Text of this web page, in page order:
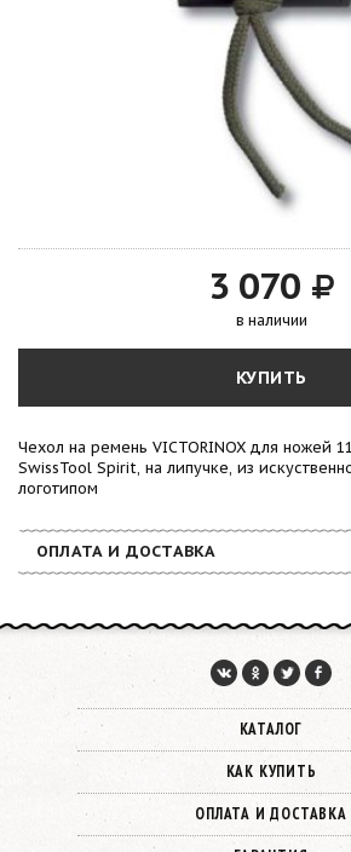
3 070
в наличии
КУПИТЬ
Чехол на ремень VICTORINOX для ножей
SwissTool Spirit, на липучке, из
логотипом
ОПЛАТА И ДОСТАВКА
КАТАЛОГ
КАК КУПИТЬ
ОПЛАТА И ДОСТАВКА